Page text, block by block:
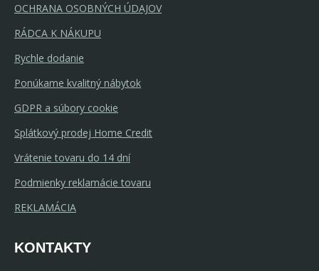
OCHRANA OSOBNÝCH ÚDAJOV
RÁDCA K NÁKUPU
Rychle dodanie
Ponúkame kvalitný nábytok
GDPR a súbory cookie
Splátkový prodej Home Credit
Vrátenie tovaru do 14 dní
Podmienky reklamácie tovaru
REKLAMÁCIA
KONTAKTY